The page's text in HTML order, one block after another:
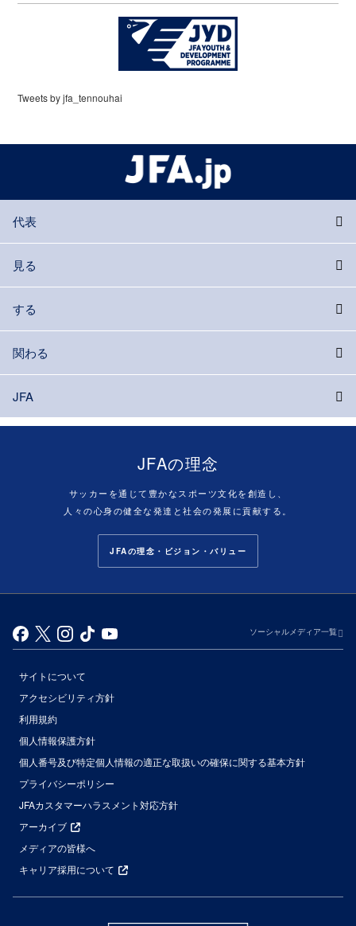
Tweets by jfa_tennouhai
代表
見る
する
関わる
JFA
JFAの理念
サッカーを通じて豊かなスポーツ文化を創造し、
人々の心身の健全な発達と社会の発展に貢献する。
JFAの理念・ビジョン・バリュー
ソーシャルメディア一覧
サイトについて
アクセシビリティ方針
利用規約
個人情報保護方針
個人番号及び特定個人情報の適正な取扱いの確保に関する基本方針
プライバシーポリシー
JFAカスタマーハラスメント対応方針
アーカイブ
メディアの皆様へ
キャリア採用について